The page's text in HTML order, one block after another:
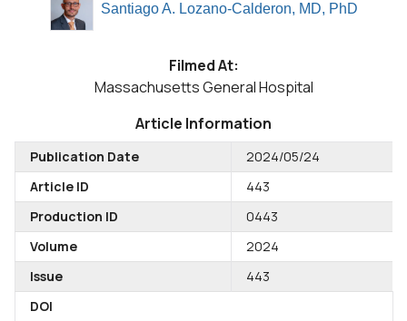
Santiago A. Lozano-Calderon, MD, PhD
Filmed At:
Massachusetts General Hospital
Article Information
Publication Date
2024/05/24
Article ID
443
Production ID
0443
Volume
2024
Issue
443
DOI